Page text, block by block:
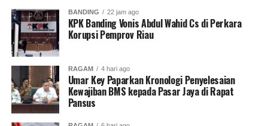
Sedangkan Direktur Utama PTPos Logistik Indonesia,
Ardian Choli
menanggapi hal ini sebagai momentum
untuk mengkonsolidasikan pasokan dan logistik energi
di Indonesia. Menurutnya saat ini kegiatan logistik
energi di Indonesia masih terfragmentasi.
“Kalau kita dengar dari pembicara yang lain kesulitan
yang dihadapi ini harusnya kita jadikan momentum
BANDING 22 jam ago
KPK Banding Vonis Abdul Wahid Cs di Perkara
Korupsi Pemprov Riau
RAGAM 4 hari ago
Umar Key Paparkan Kronologi Penyelesaian
Kewajiban BMS kepada Pasar Jaya di Rapat
Pansus